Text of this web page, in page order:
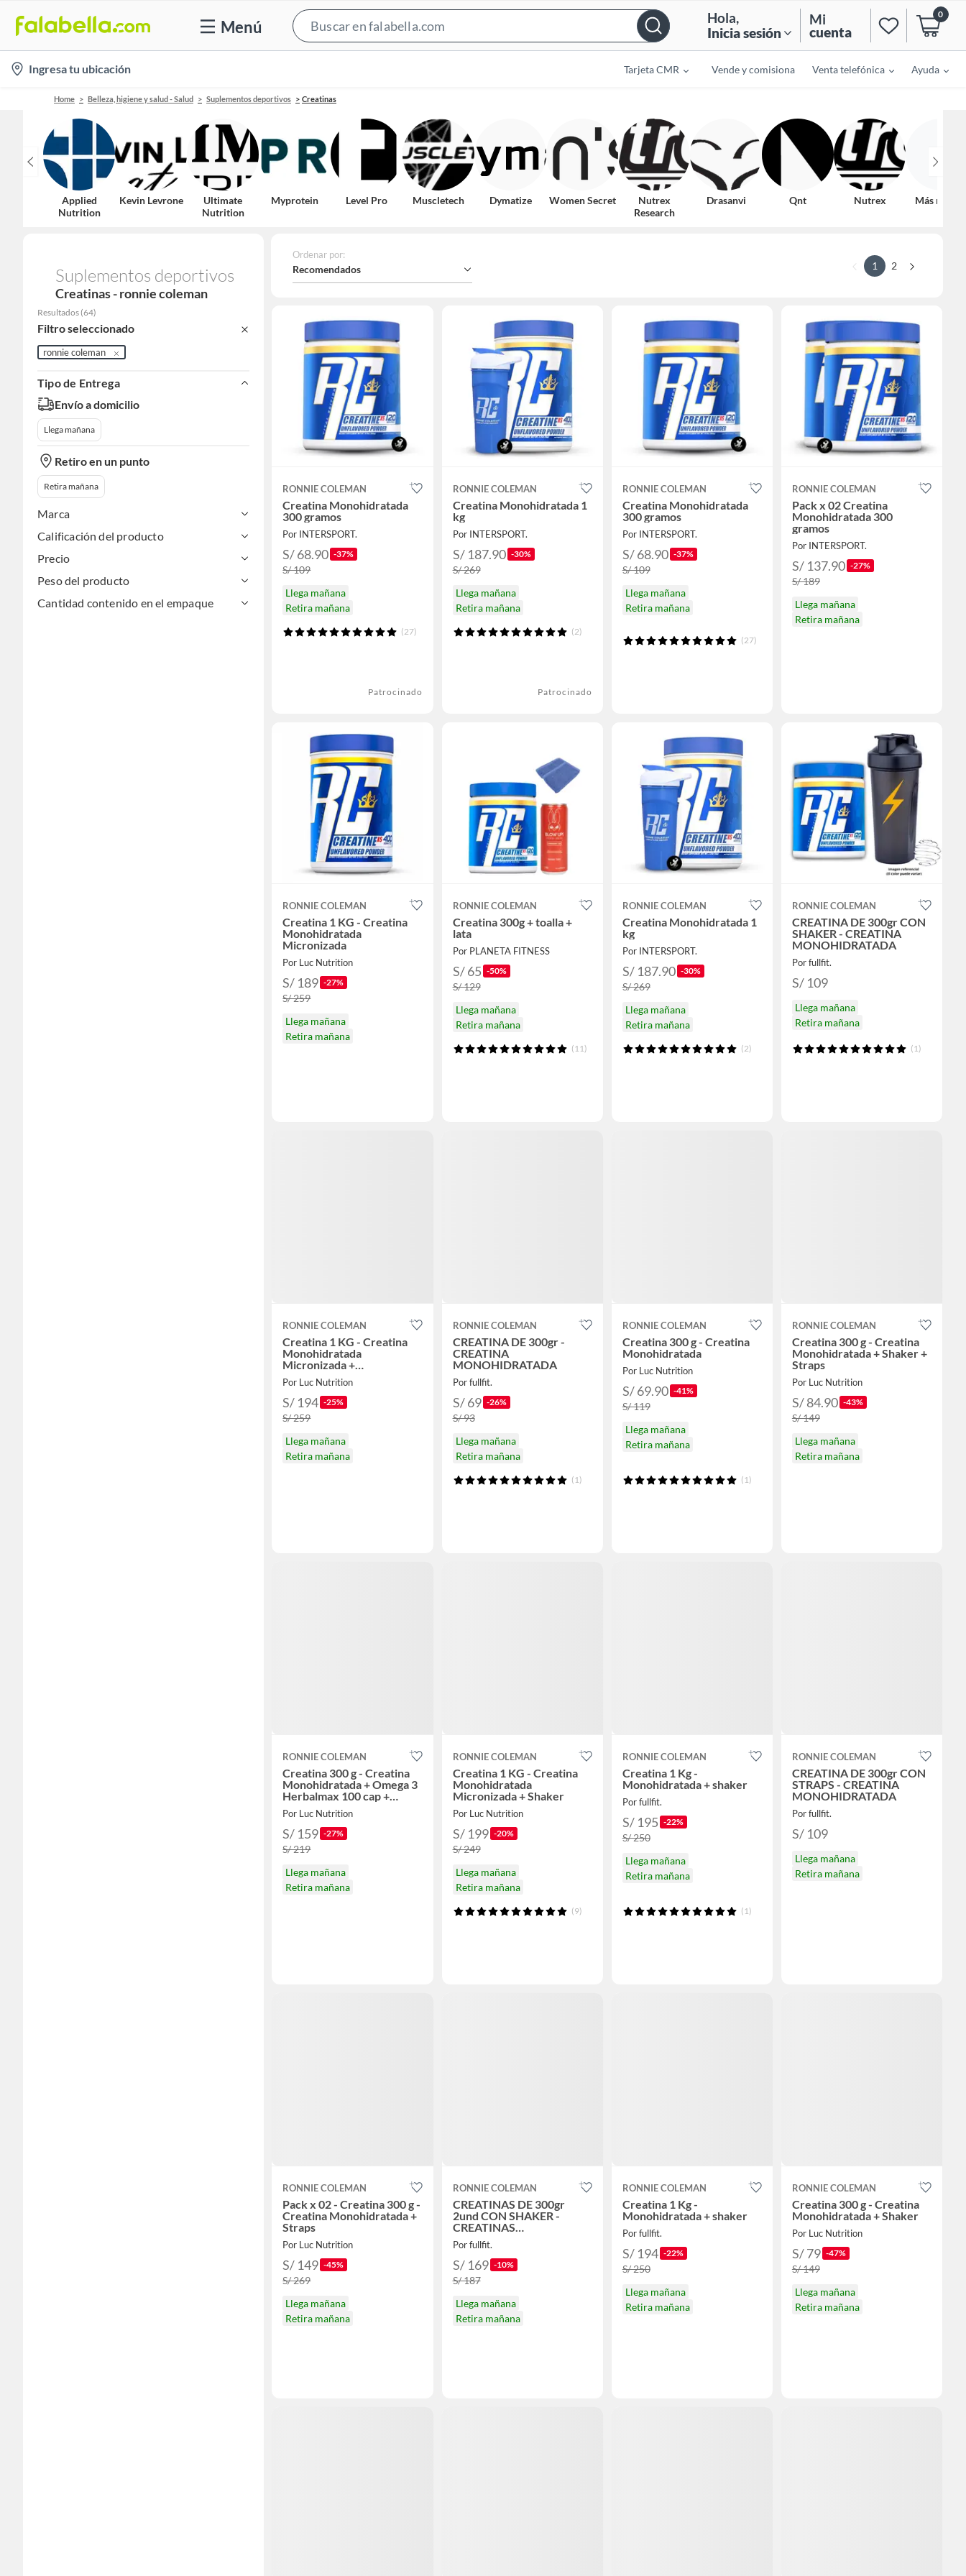
Menú
Bar
Hola,
Inicia sesión
Mi
cuenta
0
location-
icon
Ingresa tu ubicación Tarjeta CMR Vende y comisiona Venta telefónica Ayuda
Home Belleza, higiene y salud - Salud Suplementos deportivos Creatinas
Applied
Nutrition
Kevin Levrone
Ultimate
Nutrition
Myprotein Level Pro Muscletech Dymatize Women Secret
Nutrex
Research
Drasanvi Qnt Nutrex Más
Suplementos deportivos
Creatinas - ronnie coleman
Resultados (64)
Filtro seleccionado
ronnie coleman
Tipo de Entrega
Envío a domicilio
Llega mañana
Retiro en un punto
Retira mañana
Marca
Calificación del producto
Precio
Peso del producto
Cantidad contenido en el empaque
Ordenar por:
Recomendados 1 2
RONNIE COLEMAN
Creatina Monohidratada
300 gramos
Por INTERSPORT.
S/ 68.90 -37%
S/ 109
Llega mañana
Retira mañana
(27)
Patrocinado
RONNIE COLEMAN
Creatina Monohidratada 1
kg
Por INTERSPORT.
S/ 187.90 -30%
S/ 269
Llega mañana
Retira mañana
(2)
Patrocinado
RONNIE COLEMAN
Creatina Monohidratada
300 gramos
Por INTERSPORT.
S/ 68.90 -37%
S/ 109
Llega mañana
Retira mañana
(27)
RONNIE COLEMAN
Pack x 02 Creatina
Monohidratada 300
gramos
Por INTERSPORT.
S/ 137.90 -27%
S/ 189
Llega mañana
Retira mañana
RONNIE COLEMAN
Creatina 1 KG - Creatina
Monohidratada
Micronizada
Por Luc Nutrition
S/ 189 -27%
S/ 259
Llega mañana
Retira mañana
RONNIE COLEMAN
Creatina 300g + toalla +
lata
Por PLANETA FITNESS
S/ 65 -50%
S/ 129
Llega mañana
Retira mañana
(11)
RONNIE COLEMAN
Creatina Monohidratada 1
kg
Por INTERSPORT.
S/ 187.90 -30%
S/ 269
Llega mañana
Retira mañana
(2)
RONNIE COLEMAN
CREATINA DE 300gr CON
SHAKER - CREATINA
MONOHIDRATADA
Por fullfit.
S/ 109
Llega mañana
Retira mañana
(1)
RONNIE COLEMAN
Creatina 1 KG - Creatina
Monohidratada
Micronizada +
Portaproteina
Por Luc Nutrition
S/ 194 -25%
S/ 259
Llega mañana
Retira mañana
RONNIE COLEMAN
CREATINA DE 300gr -
CREATINA
MONOHIDRATADA
Por fullfit.
S/ 69 -26%
S/ 93
Llega mañana
Retira mañana
(1)
RONNIE COLEMAN
Creatina 300 g - Creatina
Monohidratada
Por Luc Nutrition
S/ 69.90 -41%
S/ 119
Llega mañana
Retira mañana
(1)
RONNIE COLEMAN
Creatina 300 g - Creatina
Monohidratada + Shaker +
Straps
Por Luc Nutrition
S/ 84.90 -43%
S/ 149
Llega mañana
Retira mañana
RONNIE COLEMAN
Creatina 300 g - Creatina
Monohidratada + Omega 3
Herbalmax 100 cap +
shaker
Por Luc Nutrition
S/ 159 -27%
S/ 219
Llega mañana
Retira mañana
RONNIE COLEMAN
Creatina 1 KG - Creatina
Monohidratada
Micronizada + Shaker
Por Luc Nutrition
S/ 199 -20%
S/ 249
Llega mañana
Retira mañana
(9)
RONNIE COLEMAN
Creatina 1 Kg -
Monohidratada + shaker
Por fullfit.
S/ 195 -22%
S/ 250
Llega mañana
Retira mañana
(1)
RONNIE COLEMAN
CREATINA DE 300gr CON
STRAPS - CREATINA
MONOHIDRATADA
Por fullfit.
S/ 109
Llega mañana
Retira mañana
RONNIE COLEMAN
Pack x 02 - Creatina 300 g -
Creatina Monohidratada +
Straps
Por Luc Nutrition
S/ 149 -45%
S/ 269
Llega mañana
Retira mañana
RONNIE COLEMAN
CREATINAS DE 300gr
2und CON SHAKER -
CREATINAS
MONOHIDRATADA
Por fullfit.
S/ 169 -10%
S/ 187
Llega mañana
Retira mañana
RONNIE COLEMAN
Creatina 1 Kg -
Monohidratada + shaker
Por fullfit.
S/ 194 -22%
S/ 250
Llega mañana
Retira mañana
RONNIE COLEMAN
Creatina 300 g - Creatina
Monohidratada + Shaker
Por Luc Nutrition
S/ 79 -47%
S/ 149
Llega mañana
Retira mañana